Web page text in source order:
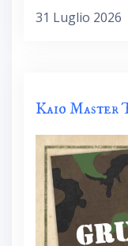
31 Luglio 2026
Kaio Master